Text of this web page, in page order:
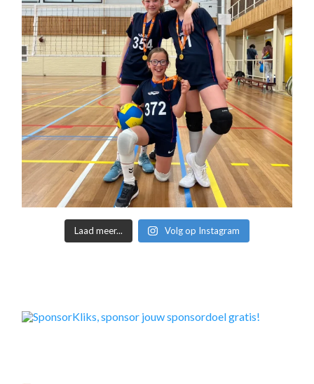
Laad meer... Volg op Instagram